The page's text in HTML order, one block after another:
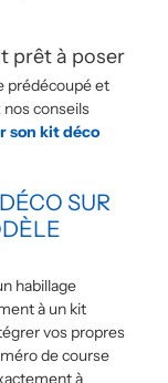
prêt à poser
prédécoupé et
nos conseils
son kit déco
SUR
habillage
à un kit
vos propres
de course
à